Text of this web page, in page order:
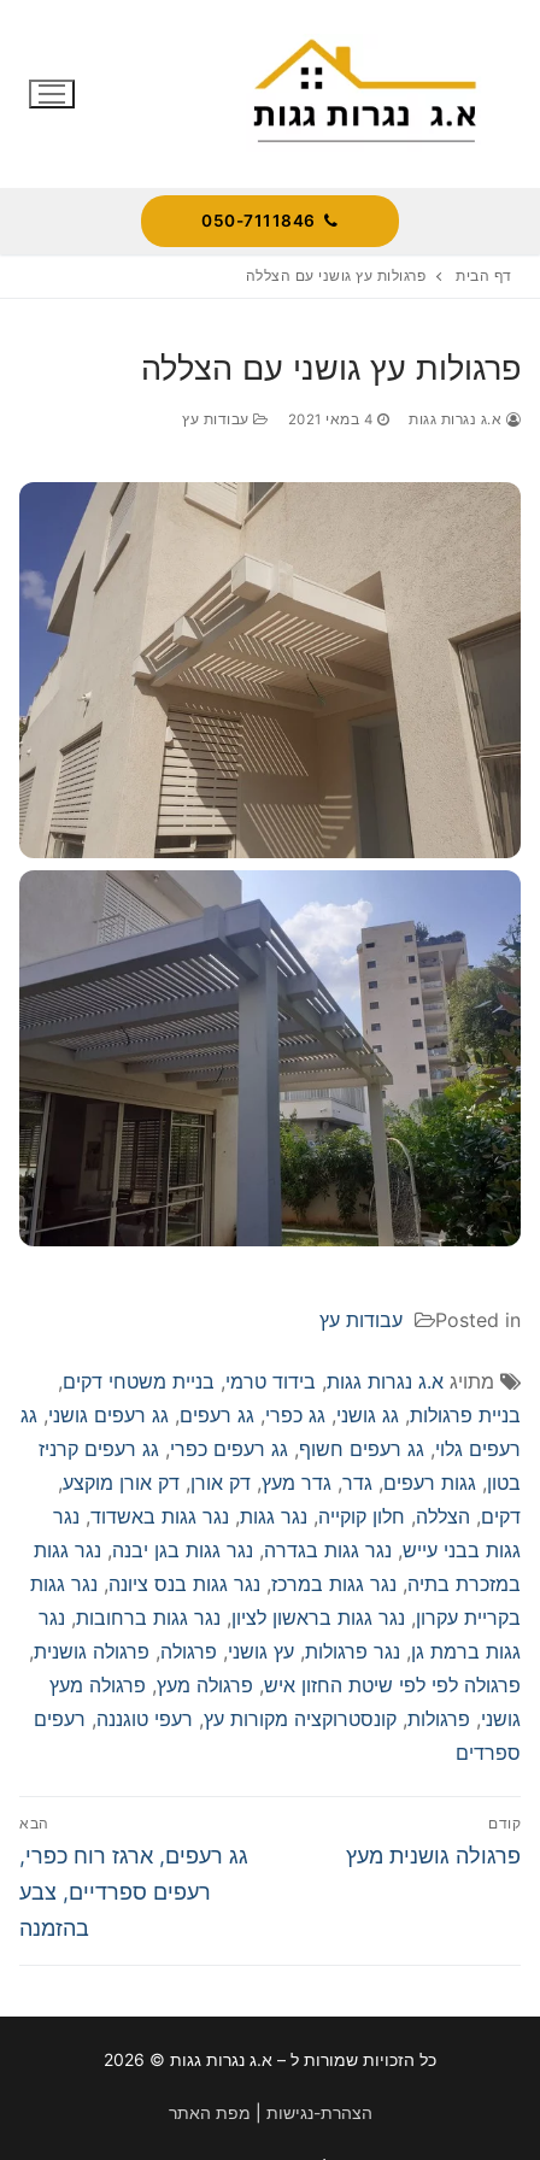
דף הבית פרגולות עץ גושני עם הצללה
פרגולות עץ גושני עם הצללה
א.ג נגרות גגות 4 במאי 2021 עבודות עץ
Posted in עבודות עץ
מתויג א.ג נגרות גגות, בידוד טרמי, בניית משטחי דקים,
בניית פרגולות, גג גושני, גג כפרי, גג רעפים, גג רעפים גושני, גג
רעפים גלוי, גג רעפים חשוף, גג רעפים כפרי, גג רעפים קרניז
בטון, גגות רעפים, גדר, גדר מעץ, דק אורן, דק אורן מוקצע,
דקים, הצללה, חלון קוקייה, נגר גגות, נגר גגות באשדוד, נגר
גגות בבני עייש, נגר גגות בגדרה, נגר גגות בגן יבנה, נגר גגות
במזכרת בתיה, נגר גגות במרכז, נגר גגות בנס ציונה, נגר גגות
בקריית עקרון, נגר גגות בראשון לציון, נגר גגות ברחובות, נגר
גגות ברמת גן, נגר פרגולות, עץ גושני, פרגולה, פרגולה גושנית,
פרגולה לפי לפי שיטת החזון איש, פרגולה מעץ, פרגולה מעץ
גושני, פרגולות, קונסטרוקציה מקורות עץ, רעפי טוגננה, רעפים
ספרדים
ניווט
קודם
פוסט
פרגולה גושנית מעץ
הבא
הפוסט
הבא:
גג רעפים, ארגז רוח כפרי,
רעפים ספרדיים, צבע
בהזמנה
כל הזכויות שמורות ל – א.ג נגרות גגות © 2026
הצהרת-נגישות מפת האתר